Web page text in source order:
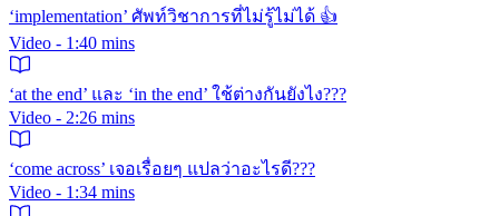
‘implementation’ ศัพท์วิชาการที่ไม่รู้ไม่ได้ 👍
Video - 1:40 mins
‘at the end’ และ ‘in the end’ ใช้ต่างกันยังไง???
Video - 2:26 mins
‘come across’ เจอเรื่อยๆ แปลว่าอะไรดี???
Video - 1:34 mins